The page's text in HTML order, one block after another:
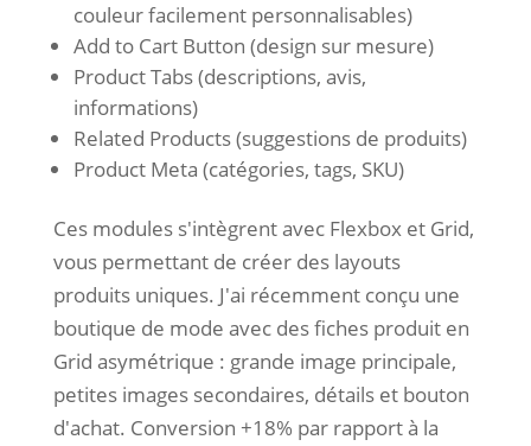
couleur facilement personnalisables)
Add to Cart Button (design sur mesure)
Product Tabs (descriptions, avis,
informations)
Related Products (suggestions de produits)
Product Meta (catégories, tags, SKU)
Ces modules s'intègrent avec Flexbox et Grid,
vous permettant de créer des layouts
produits uniques. J'ai récemment conçu une
boutique de mode avec des fiches produit en
Grid asymétrique : grande image principale,
petites images secondaires, détails et bouton
d'achat. Conversion +18% par rapport à la